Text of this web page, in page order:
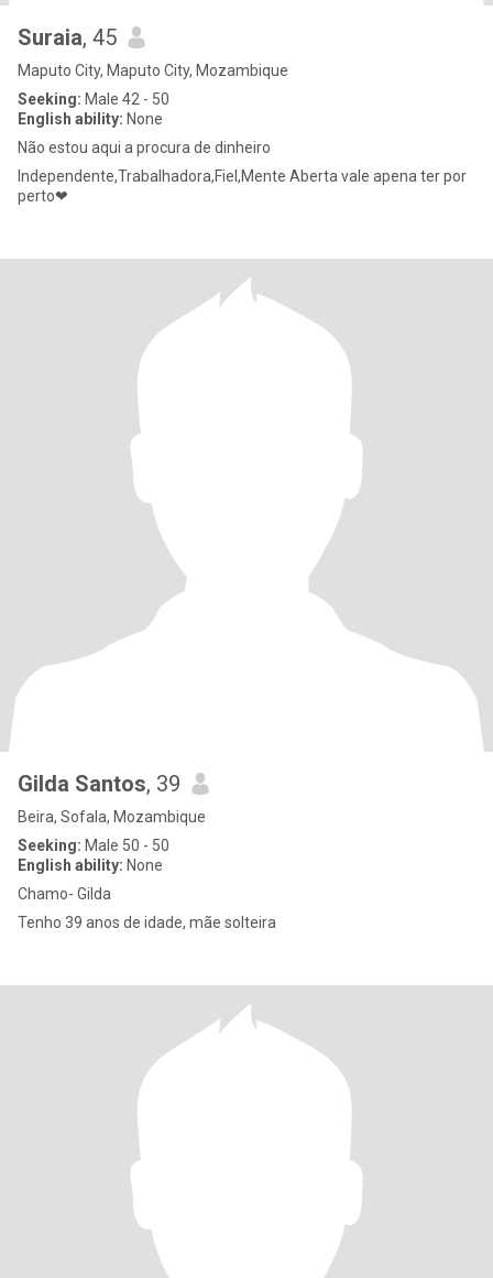
Suraia, 45
Maputo City, Maputo City, Mozambique
Seeking: Male 42 - 50
English ability: None
Não estou aqui a procura de dinheiro
Independente,Trabalhadora,Fiel,Mente Aberta vale apena ter por
perto❤
Gilda Santos, 39
Beira, Sofala, Mozambique
Seeking: Male 50 - 50
English ability: None
Chamo- Gilda
Tenho 39 anos de idade, mãe solteira